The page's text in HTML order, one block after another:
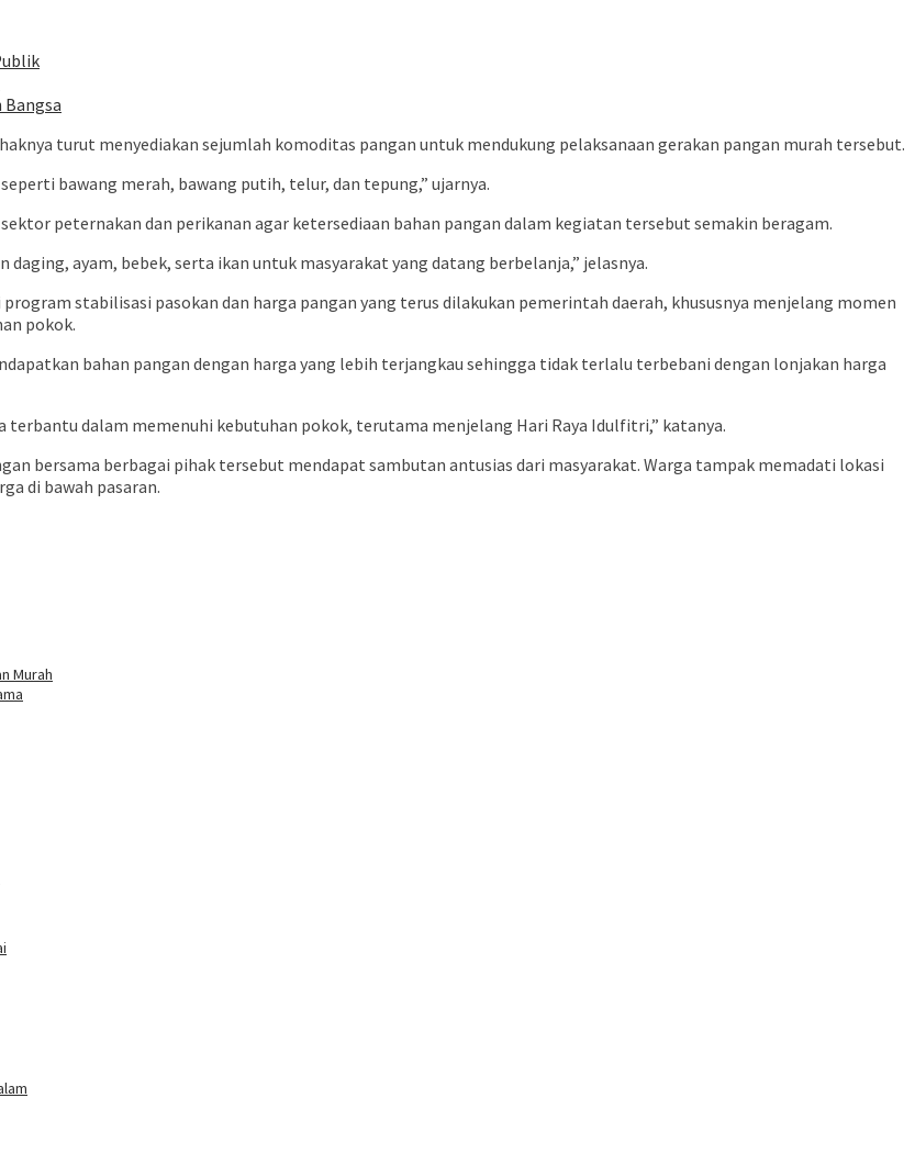
turut menyediakan sejumlah komoditas pangan untuk mendukung pelaksanaan gerakan pangan murah tersebut.
bawang merah, bawang putih, telur, dan tepung,” ujarnya.
peternakan dan perikanan agar ketersediaan bahan pangan dalam kegiatan tersebut semakin beragam.
ayam, bebek, serta ikan untuk masyarakat yang datang berbelanja,” jelasnya.
stabilisasi pasokan dan harga pangan yang terus dilakukan pemerintah daerah, khususnya menjelang momen
pokok.
bahan pangan dengan harga yang lebih terjangkau sehingga tidak terlalu terbebani dengan lonjakan harga
terbantu dalam memenuhi kebutuhan pokok, terutama menjelang Hari Raya Idulfitri,” katanya.
bersama berbagai pihak tersebut mendapat sambutan antusias dari masyarakat. Warga tampak memadati lokasi
di bawah pasaran.
Murah